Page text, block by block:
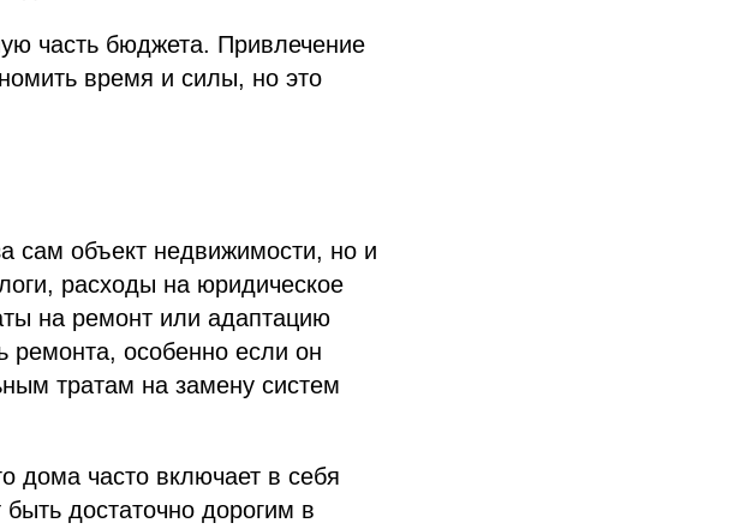
часть бюджета. Привлечение
время и силы, но это
сам объект недвижимости, но и
расходы на юридическое
на ремонт или адаптацию
особенно если он
тратам на замену систем
дома часто включает в себя
достаточно дорогим в